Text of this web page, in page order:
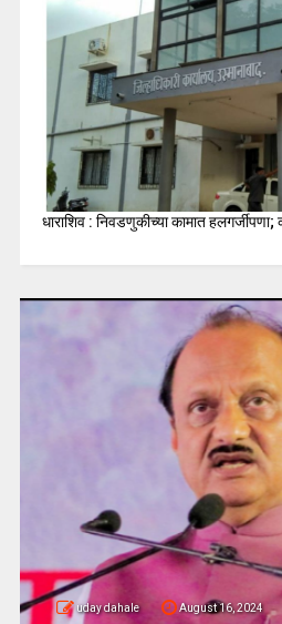
धाराशिव : निवडणुकीच्या कामात हलगर्जीपणा;
uday dahale August 16, 2024